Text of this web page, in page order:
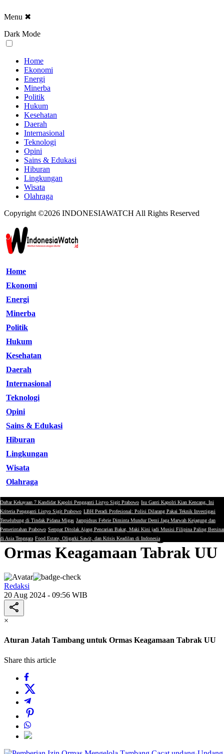
Menu ✖
Dark Mode
Home
Ekonomi
Energi
Minerba
Politik
Hukum
Kesehatan
Daerah
Internasional
Teknologi
Opini
Sains & Edukasi
Hiburan
Lingkungan
Wisata
Olahraga
Copyright ©2026 INDONESIAWATCH All Rights Reserved
Home
Ekonomi
Energi
Minerba
Politik
Hukum
Kesehatan
Daerah
Internasional
Teknologi
Opini
Sains & Edukasi
Hiburan
Lingkungan
Wisata
Olahraga
Daftar Kekayaan 7 Kandidat Kapolri Pengganti Listyo Sigit Prabowo Isu Ganti Kapolri Kian Kencang, Ini
Kriteria Pengganti Listyo Sigit Prabowo LBH Peradi Profesional: Polisi Dilarang Pakai Teknik Investigasi
Terselubung di Tindak Pidana Migas Jampidsus Febrie Diminta Mundur Demi Jaga Marwah Kejagung dan
Pemerintahan Prabowo Sempat Ditolak Ajang Pencarian Bakat, Maki Kini jadi Musisi Filipina Paling Bersinar
di Asia Tenggara Food Estate, Oligarki Sawit, dan Krisis Keadilan di Indonesia
Hukum
Aturan Jatah Tambang untuk
Ormas Keagamaan Tabrak UU
Redaksi
20 Aug 2024 - 09:56 WIB
×
Aturan Jatah Tambang untuk Ormas Keagamaan Tabrak UU
Share this article